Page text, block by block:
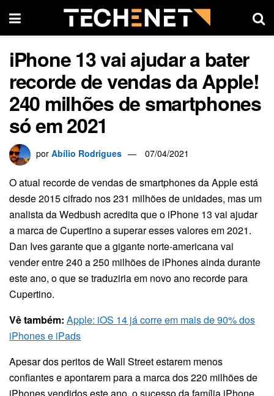
iPhone 13 vai ajudar a bater
recorde de vendas da Apple!
240 milhões de smartphones
só em 2021
por Abílio Rodrigues 07/04/2021
O atual recorde de vendas de smartphones da Apple está
desde 2015 cifrado nos 231 milhões de unidades, mas um
analista da Wedbush acredita que o iPhone 13 vai ajudar
a marca de Cupertino a superar esses valores em 2021.
Dan Ives garante que a gigante norte-americana vai
vender entre 240 a 250 milhões de iPhones ainda durante
este ano, o que se traduziria em novo ano recorde para
Cupertino.
Vê também: Apple: iOS 14 já corre em mais de 90% dos
iPhones e iPads
Apesar dos peritos de Wall Street estarem menos
confiantes e apontarem para a marca dos 220 milhões de
iPhones vendidos este ano, o sucesso da família iPhone